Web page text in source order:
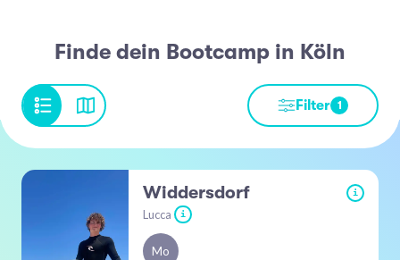
Finde dein Bootcamp in Köln
Filter 1
Widdersdorf i
Lucca i
Mo